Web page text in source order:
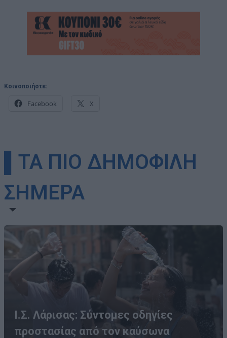
Κοινοποιήστε:
Facebook X
▌ΤΑ ΠΙΟ ΔΗΜΟΦΙΛΗ
ΣΗΜΕΡΑ
Ι.Σ. Λάρισας: Σύντομες οδηγίες
προστασίας από τον καύσωνα